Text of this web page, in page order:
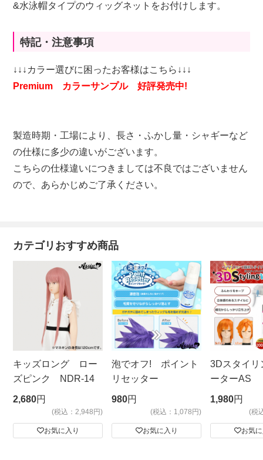
&水泳帽タイプのウィッグネットをお付けします。
特記・注意事項
↓↓↓カラー選びに困ったお客様はこちら↓↓↓
Premium カラーサンプル 好評発売中!
製造時期・工場により、長さ・ふかし量・シャギーなど
の仕様に多少の違いがございます。
こちらの仕様違いにつきましては不良ではございません
ので、あらかじめご了承ください。
カテゴリおすすめ商品
キッズロング ロー
ズピンク NDR-14
2,680円
(税込：2,948円)
お気に入り
泡でオフ! ポイント
リセッター
980円
(税込：1,078円)
お気に入り
3Dスタイリ
ーターAS
ビッグサイ
1,980円
(税
お気